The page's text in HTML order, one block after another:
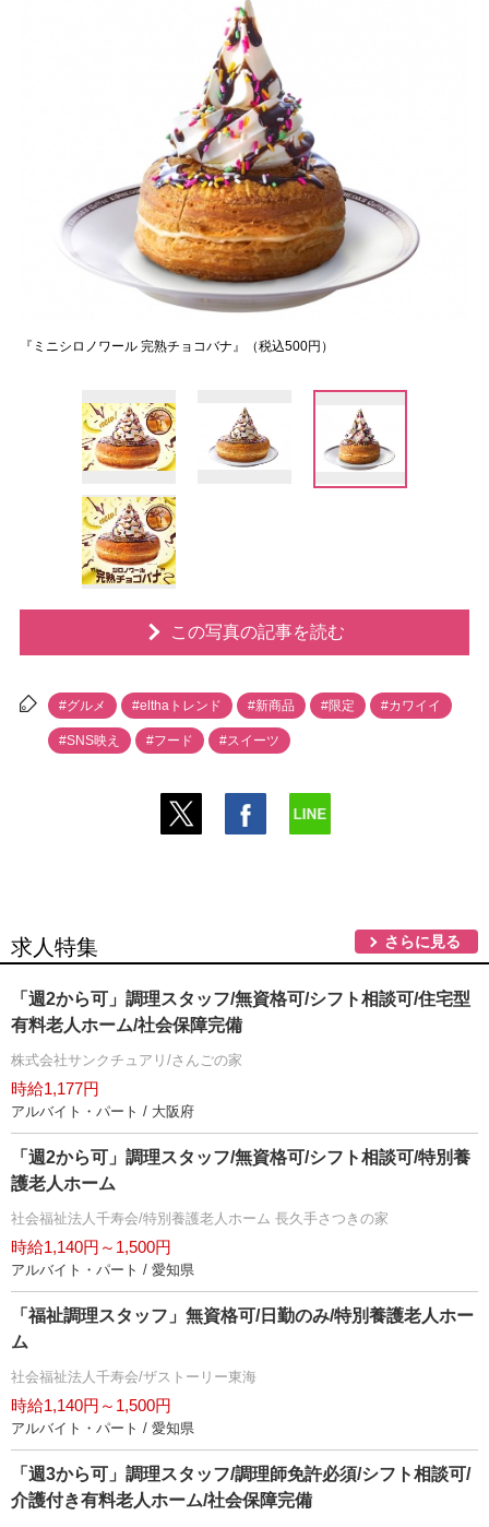
『ミニシロノワール 完熟チョコバナ』（税込500円）
この写真の記事を読む
#グルメ #elthaトレンド #新商品 #限定 #カワイイ
#SNS映え #フード #スイーツ
求人特集 さらに見る
「週2から可」調理スタッフ/無資格可/シフト相談可/住宅型
有料老人ホーム/社会保障完備
株式会社サンクチュアリ/さんごの家
時給1,177円
アルバイト・パート / 大阪府
「週2から可」調理スタッフ/無資格可/シフト相談可/特別養
護老人ホーム
社会福祉法人千寿会/特別養護老人ホーム 長久手さつきの家
時給1,140円～1,500円
アルバイト・パート / 愛知県
「福祉調理スタッフ」無資格可/日勤のみ/特別養護老人ホー
ム
社会福祉法人千寿会/ザストーリー東海
時給1,140円～1,500円
アルバイト・パート / 愛知県
「週3から可」調理スタッフ/調理師免許必須/シフト相談可/
介護付き有料老人ホーム/社会保障完備